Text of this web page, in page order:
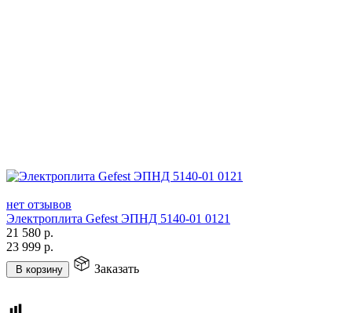
нет отзывов
Электроплита Gefest ЭПНД 5140-01 0121
21 580 р.
23 999 р.
В корзину Заказать